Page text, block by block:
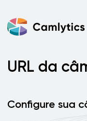
URL da
Configure sua